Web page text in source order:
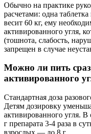
Обычно на практике
расчетами: одна
весит 60 кг, ему
активированного угля,
(тошнота, слабость,
запрещен в случае
Можно ли пить
активированного
Стандартная доза
Детям дозировку
активированного угля.
г препарата 3-4 раза в
взрослых — до 8 г.